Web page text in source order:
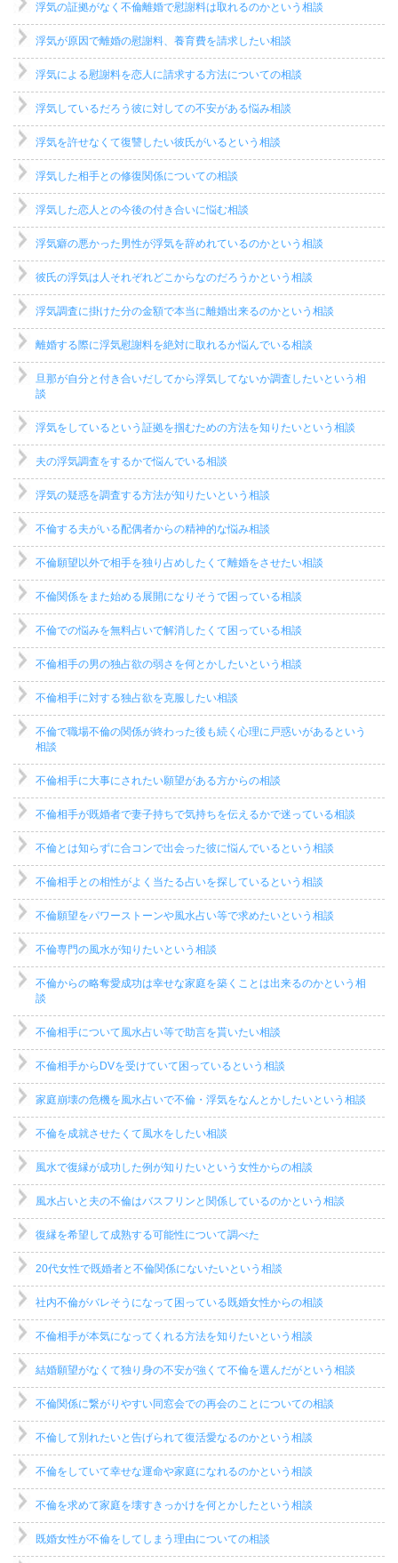
浮気の証拠がなく不倫離婚で慰謝料は取れるのかという相談
浮気が原因で離婚の慰謝料、養育費を請求したい相談
浮気による慰謝料を恋人に請求する方法についての相談
浮気しているだろう彼に対しての不安がある悩み相談
浮気を許せなくて復讐したい彼氏がいるという相談
浮気した相手との修復関係についての相談
浮気した恋人との今後の付き合いに悩む相談
浮気癖の悪かった男性が浮気を辞めれているのかという相談
彼氏の浮気は人それぞれどこからなのだろうかという相談
浮気調査に掛けた分の金額で本当に離婚出来るのかという相談
離婚する際に浮気慰謝料を絶対に取れるか悩んでいる相談
旦那が自分と付き合いだしてから浮気してないか調査したいという相
談
浮気をしているという証拠を掴むための方法を知りたいという相談
夫の浮気調査をするかで悩んでいる相談
浮気の疑惑を調査する方法が知りたいという相談
不倫する夫がいる配偶者からの精神的な悩み相談
不倫願望以外で相手を独り占めしたくて離婚をさせたい相談
不倫関係をまた始める展開になりそうで困っている相談
不倫での悩みを無料占いで解消したくて困っている相談
不倫相手の男の独占欲の弱さを何とかしたいという相談
不倫相手に対する独占欲を克服したい相談
不倫で職場不倫の関係が終わった後も続く心理に戸惑いがあるという
相談
不倫相手に大事にされたい願望がある方からの相談
不倫相手が既婚者で妻子持ちで気持ちを伝えるかで迷っている相談
不倫とは知らずに合コンで出会った彼に悩んでいるという相談
不倫相手との相性がよく当たる占いを探しているという相談
不倫願望をパワーストーンや風水占い等で求めたいという相談
不倫専門の風水が知りたいという相談
不倫からの略奪愛成功は幸せな家庭を築くことは出来るのかという相
談
不倫相手について風水占い等で助言を貰いたい相談
不倫相手からDVを受けていて困っているという相談
家庭崩壊の危機を風水占いで不倫・浮気をなんとかしたいという相談
不倫を成就させたくて風水をしたい相談
風水で復縁が成功した例が知りたいという女性からの相談
風水占いと夫の不倫はバスフリンと関係しているのかという相談
復縁を希望して成熟する可能性について調べた
20代女性で既婚者と不倫関係にないたいという相談
社内不倫がバレそうになって困っている既婚女性からの相談
不倫相手が本気になってくれる方法を知りたいという相談
結婚願望がなくて独り身の不安が強くて不倫を選んだがという相談
不倫関係に繋がりやすい同窓会での再会のことについての相談
不倫して別れたいと告げられて復活愛なるのかという相談
不倫をしていて幸せな運命や家庭になれるのかという相談
不倫を求めて家庭を壊すきっかけを何とかしたという相談
既婚女性が不倫をしてしまう理由についての相談